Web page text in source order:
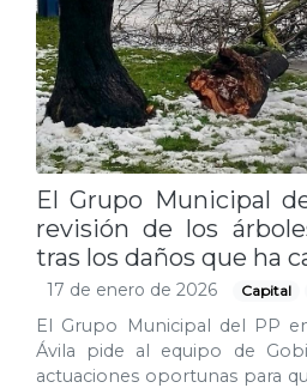
El Grupo Municipal
revisión de los
tras los daños que ha
17 de enero de 2026 Capital
El Grupo Municipal del PP
Ávila pide al equipo de
actuaciones oportunas para